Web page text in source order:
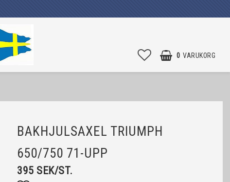
0 VARUKORG
BAKHJULSAXEL TRIUMPH
650/750 71-UPP
395 SEK/ST.